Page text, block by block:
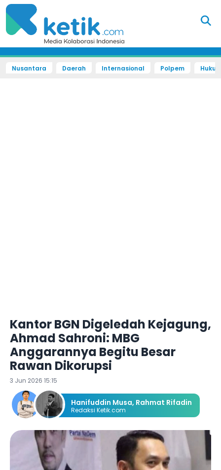
Nusantara Daerah Internasional Polpem
Kantor BGN Digeledah Kejagung,
Ahmad Sahroni: MBG
Anggarannya Begitu Besar
Rawan Dikorupsi
3 Jun 2026 15:15
Hanifuddin Musa, Rahmat Rifadin
Redaksi Ketik.com